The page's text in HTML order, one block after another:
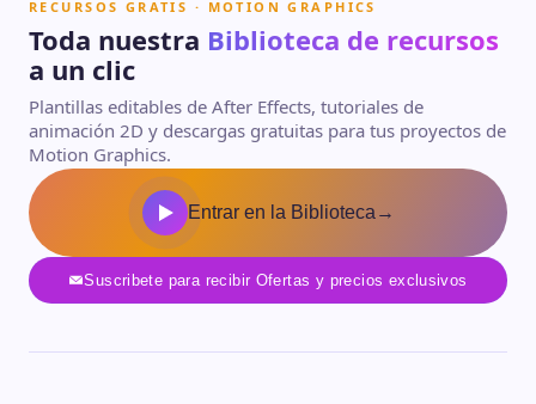
RECURSOS GRATIS · MOTION GRAPHICS
Toda nuestra Biblioteca de recursos
a un clic
Plantillas editables de After Effects, tutoriales de
animación 2D y descargas gratuitas para tus proyectos de
Motion Graphics.
Entrar en la Biblioteca →
Suscribete para recibir Ofertas y precios exclusivos